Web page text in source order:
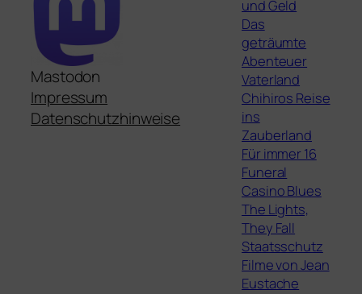
Mastodon
Impressum
Datenschutzhinweise
und Geld
Das
geträumte
Abenteuer
Vaterland
Chihiros Reise
ins
Zauberland
Für immer 16
Funeral
Casino Blues
The Lights,
They Fall
Staatsschutz
Filme von Jean
Eustache